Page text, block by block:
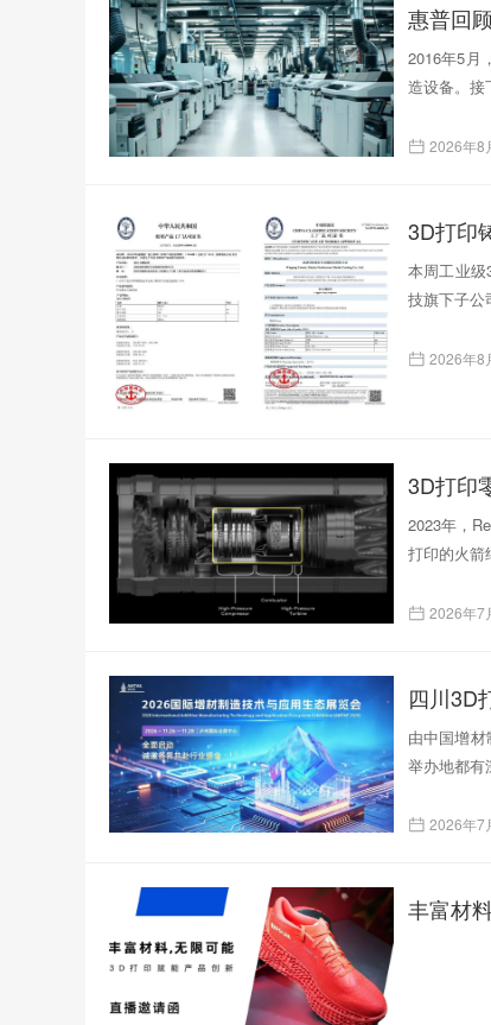
惠普回
2016年5月
造设备。
2026年8
本周工业
技旗下子
2026年8
3D打印
2023年，
打印的火
2026年7
四川3D
由中国增
举办地都
2026年7
丰富材